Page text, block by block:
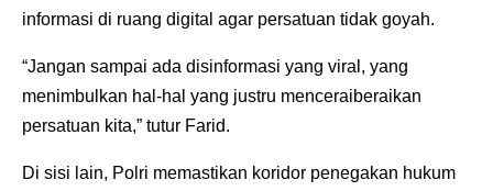
informasi di ruang digital agar persatuan tidak goyah.
“Jangan sampai ada disinformasi yang viral, yang
menimbulkan hal-hal yang justru menceraiberaikan
persatuan kita,” tutur Farid.
Di sisi lain, Polri memastikan koridor penegakan hukum